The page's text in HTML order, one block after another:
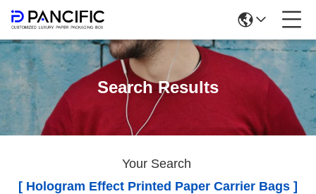
Search Results
Your Search
[ Hologram Effect Printed Paper Carrier Bags ]